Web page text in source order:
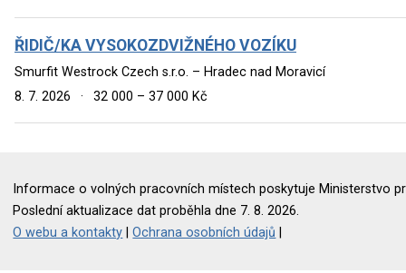
ŘIDIČ/KA VYSOKOZDVIŽNÉHO VOZÍKU
Smurfit Westrock Czech s.r.o. – Hradec nad Moravicí
8. 7. 2026
· 32 000 – 37 000 Kč
Informace o volných pracovních místech poskytuje Ministerstvo
Poslední aktualizace dat proběhla dne 7. 8. 2026.
O webu a kontakty |Ochrana osobních údajů